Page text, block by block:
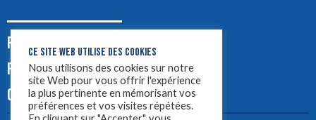
PODCASTS
PUB
CONTACT
CE SITE WEB UTILISE DES COOKIES
Nous utilisons des cookies sur notre
site Web pour vous offrir l'expérience
la plus pertinente en mémorisant vos
préférences et vos visites répétées.